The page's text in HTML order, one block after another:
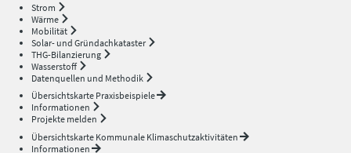
Strom
Wärme
Mobilität
Solar- und Gründachkataster
THG-Bilanzierung
Wasserstoff
Datenquellen und Methodik
Übersichtskarte Praxisbeispiele
Informationen
Projekte melden
Übersichtskarte Kommunale Klimaschutzaktivitäten
Informationen